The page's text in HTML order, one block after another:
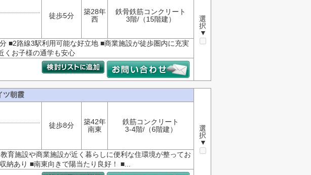
選
択
▼
徒歩5分
築28年
西
鉄骨鉄筋コンクリート
3階/（15階建）
■2路線3駅利用可能な好立地 ■商業施設が徒歩圏内に充実
くお子様の通学も安心
ツ朝霞
選
択
▼
徒歩8分
築42年
南東
鉄筋コンクリート
3-4階/（6階建）
育施設や商業施設が近く暮らしに便利な住環境が整ってお
納あり ■南東向きで陽当たり良好！ ■...